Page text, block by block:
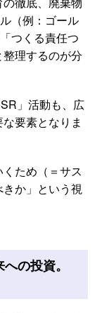
（例：ゴール
つくる責任つ
理するのが分
」活動も、広
要素となりま
ため（＝サス
か」という視
の投資。